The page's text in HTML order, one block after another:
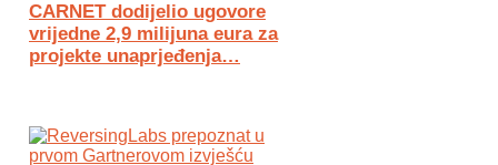
CARNET dodijelio ugovore
vrijedne 2,9 milijuna eura za
projekte unaprjeđenja…